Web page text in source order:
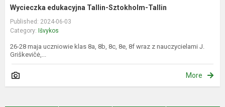
Wycieczka edukacyjna Tallin-Sztokholm-Tallin
Published: 2024-06-03
Category: Išvykos
26-28 maja uczniowie klas 8a, 8b, 8c, 8e, 8f wraz z nauczycielami J.
Griškevičė,...
More